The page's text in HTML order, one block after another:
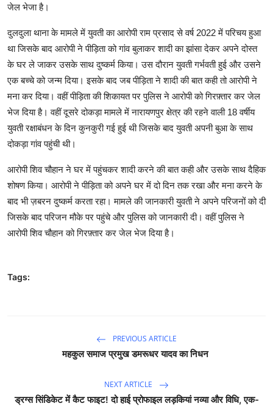
जेल भेजा है।
दुलदुला थाना के मामले में युवती का आरोपी राम प्रसाद से वर्ष 2022 में परिचय हुआ
था जिसके बाद आरोपी ने पीड़िता को गांव बुलाकर शादी का झांसा देकर अपने दोस्त
के घर ले जाकर उसके साथ दुष्कर्म किया। उस दौरान युवती गर्भवती हुई और उसने
एक बच्चे को जन्म दिया। इसके बाद जब पीड़िता ने शादी की बात कही तो आरोपी ने
मना कर दिया। वहीं पीड़िता की शिकायत पर पुलिस ने आरोपी को गिरफ़्तार कर जेल
भेज दिया है। वहीं दूसरे दोकड़ा मामले में नारायणपुर क्षेत्र की रहने वाली 18 वर्षीय
युवती रक्षाबंधन के दिन कुनकुरी गई हुई थी जिसके बाद युवती अपनी बुआ के साथ
दोकड़ा गांव पहुंची थी।
आरोपी शिव चौहान ने घर में पहुंचकर शादी करने की बात कही और उसके साथ दैहिक
शोषण किया। आरोपी ने पीड़िता को अपने घर में दो दिन तक रखा और मना करने के
बाद भी ज़बरन दुष्कर्म करता रहा। मामले की जानकारी युवती ने अपने परिजनों को दी
जिसके बाद परिजन मौके पर पहुंचे और पुलिस को जानकारी दी। वहीं पुलिस ने
आरोपी शिव चौहान को गिरफ़्तार कर जेल भेज दिया है।
Tags:
PREVIOUS ARTICLE
महकुल समाज प्रमुख डमरूधर यादव का निधन
NEXT ARTICLE
ड्रग्स सिंडिकेट में कैट फाइट! दो हाई प्रोफाइल लड़कियां नव्या और विधि, एक-